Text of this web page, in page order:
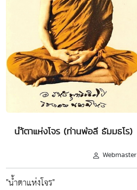
นำ้ตาแห่งโจร (ท่านพ่อลี ธัมมธโร)
Webmaster
"น้ำตาแห่งโจร"